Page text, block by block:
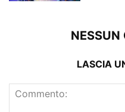
NESSUN
LASCIA